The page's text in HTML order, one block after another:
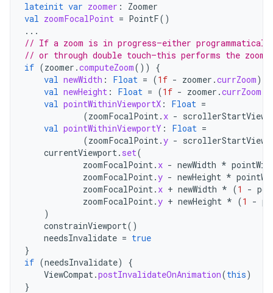
lateinit var zoomer :
Zoomer
val zoomFocalPoint = PointF()
...
// If a zoom is in progress—either
// or through double touch—this performs the zoom.
if (zoomer .computeZoom())
{
val newWidth : Float = (1f - zoomer .currZoom)
val newHeight : Float = (1f - zoomer .currZoom
val pointWithinViewportX : Float =
(zoomFocalPoint. x -
val pointWithinViewportY : Float =
(zoomFocalPoint.y -
currentViewport. set(
zoomFocalPoint. x - newWidth *
zoomFocalPoint.y - newHeight *
zoomFocalPoint. x + newWidth * (1 -
zoomFocalPoint.y + newHeight * (1 -
)
constrainViewport()
needsInvalidate = true
}
if (needsInvalidate)
{
ViewCompat.postInvalidateOnAnimation(this)
}